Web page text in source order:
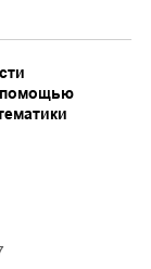
помощью